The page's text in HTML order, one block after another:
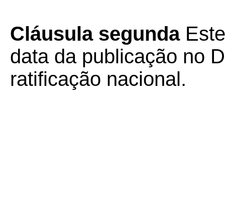
Cláusula segunda
data da publicação no
ratificação nacional.